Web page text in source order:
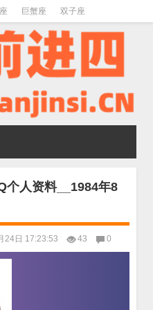
巨蟹座 双子座
个人资料__1984年8
24日 17:23:53 43 0